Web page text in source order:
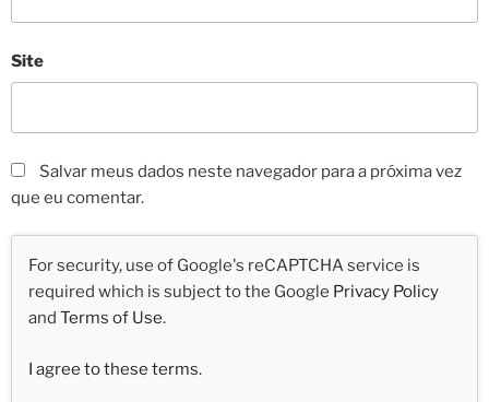
Site
Salvar meus dados neste navegador para a próxima vez
que eu comentar.
For security, use of Google's reCAPTCHA service is
required which is subject to the Google Privacy Policy
and Terms of Use.
I agree to these terms.